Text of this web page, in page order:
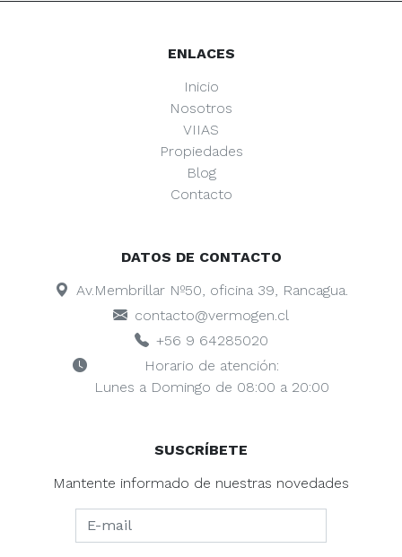
ENLACES
Inicio
Nosotros
VIIAS
Propiedades
Blog
Contacto
DATOS DE CONTACTO
Av.Membrillar Nº50, oficina 39, Rancagua.
contacto@vermogen.cl
+56 9 64285020
Horario de atención:
Lunes a Domingo de 08:00 a 20:00
SUSCRÍBETE
Mantente informado de nuestras novedades